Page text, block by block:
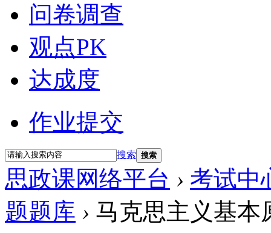
问卷调查
观点PK
达成度
作业提交
搜索 搜索
思政课网络平台 › 考试中
题题库 › 马克思主义基本